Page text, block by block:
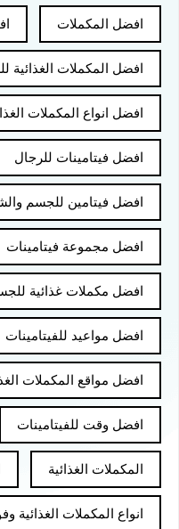
افضل المكملات
افضل المكملات الغذائية
افضل انواع المكملات
افضل فيتامينات للرجال
افضل فيتامين للجسم
افضل مجموعة فيتامينات
افضل مكملات غذائية
افضل مواعيد للفيتامينات
افضل مواقع المكملات
افضل وقت للفيتامينات
المكملات الغذائية
انواع المكملات الغذائية